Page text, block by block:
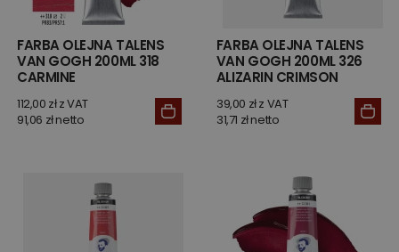
FARBA OLEJNA TALENS
VAN GOGH 200ML 318
CARMINE
112,00 zł z VAT
91,06 zł netto
FARBA OLEJNA TALENS
VAN GOGH 200ML 326
ALIZARIN CRIMSON
39,00 zł z VAT
31,71 zł netto